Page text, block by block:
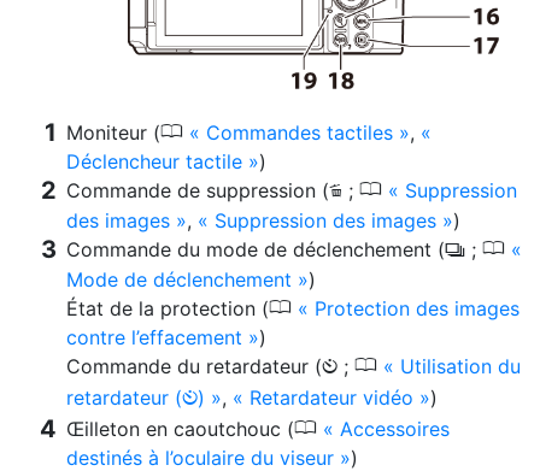
Moniteur (0 Commandes tactiles
,
Déclencheur tactile
)
Commande de suppression (O ; 0
Suppression
des images
, Suppression des images
)
Commande du mode de déclenchement (c ; 0
Mode de déclenchement
)
État de la protection (0
Protection des images
contre l’effacement
)
Commande du retardateur (E ; 0
Utilisation du
retardateur (E) , Retardateur vidéo
)
Œilleton en caoutchouc (0
Accessoires
destinés à l’oculaire du viseur
)